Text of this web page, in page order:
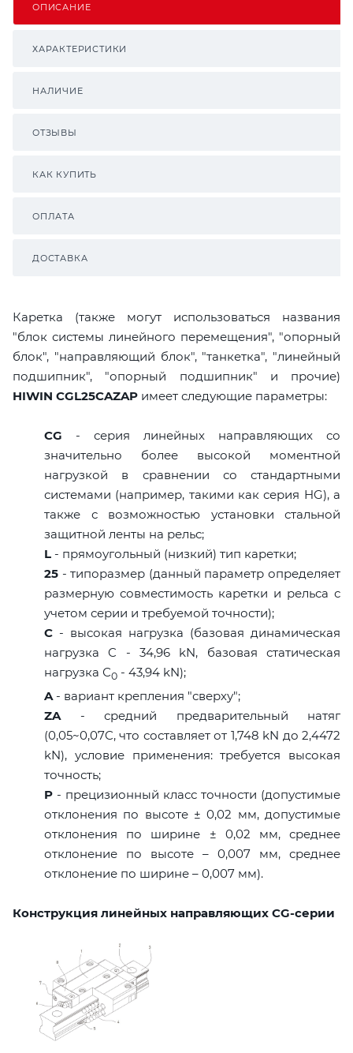
ОПИСАНИЕ
ХАРАКТЕРИСТИКИ
НАЛИЧИЕ
ОТЗЫВЫ
КАК КУПИТЬ
ОПЛАТА
ДОСТАВКА
Каретка (также могут использоваться названия
"блок системы линейного перемещения", "опорный
блок", "направляющий блок", "танкетка", "линейный
подшипник", "опорный подшипник" и прочие)
HIWIN CGL25CAZAP имеет следующие параметры:
CG - серия линейных направляющих со
значительно более высокой моментной
нагрузкой в сравнении со стандартными
системами (например, такими как серия HG), а
также с возможностью установки стальной
защитной ленты на рельс;
L - прямоугольный (низкий) тип каретки;
25 - типоразмер (данный параметр определяет
размерную совместимость каретки и рельса с
учетом серии и требуемой точности);
C - высокая нагрузка (базовая динамическая
нагрузка C - 34,96 kN, базовая статическая
нагрузка С0 - 43,94 kN);
A- вариант крепления "сверху";
ZA- средний предварительный натяг
(0,05~0,07C, что составляет от 1,748 kN до 2,4472
kN), условие применения: требуется высокая
точность;
P - прецизионный класс точности (допустимые
отклонения по высоте ± 0,02 мм, допустимые
отклонения по ширине ± 0,02 мм, среднее
отклонение по высоте – 0,007 мм, среднее
отклонение по ширине – 0,007 мм).
Конструкция линейных направляющих CG-серии